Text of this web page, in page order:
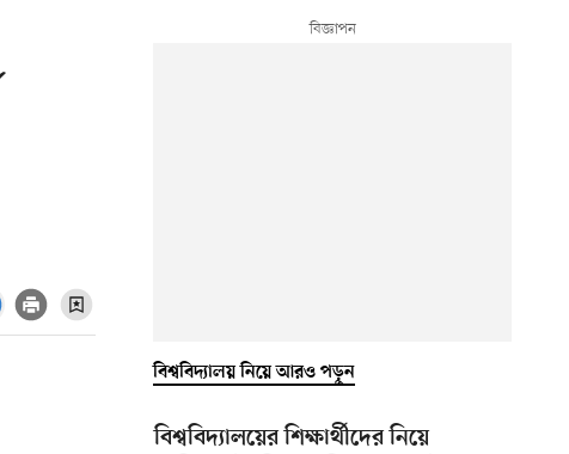
বিশ্ববিদ্যালয় নিয়ে আরও পড়ুন
বিশ্ববিদ্যালয়ের শিক্ষার্থীদের নিয়ে